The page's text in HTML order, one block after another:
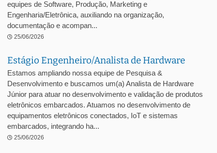
equipes de Software, Produção, Marketing e
Engenharia/Eletrônica, auxiliando na organização,
documentação e acompan...
25/06/2026
Estágio Engenheiro/Analista de Hardware
Estamos ampliando nossa equipe de Pesquisa &
Desenvolvimento e buscamos um(a) Analista de Hardware
Júnior para atuar no desenvolvimento e validação de produtos
eletrônicos embarcados. Atuamos no desenvolvimento de
equipamentos eletrônicos conectados, IoT e sistemas
embarcados, integrando ha...
25/06/2026